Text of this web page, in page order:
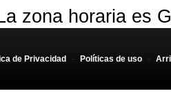
zona horaria es
de Privacidad - Políticas de uso -